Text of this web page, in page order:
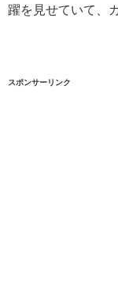
躍を見せていて、
スポンサーリンク